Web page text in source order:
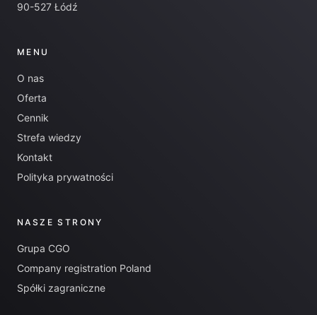
90-527 Łódź
MENU
O nas
Oferta
Cennik
Strefa wiedzy
Kontakt
Polityka prywatności
NASZE STRONY
Grupa CGO
Company registration Poland
Spółki zagraniczne